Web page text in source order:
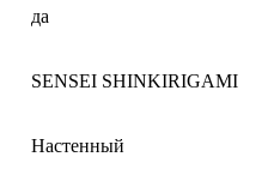
да
SENSEI SHINKIRIGAMI
Настенный